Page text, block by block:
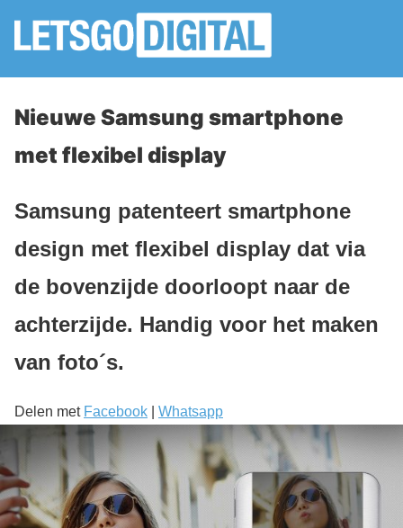
Nieuwe Samsung smartphone
met flexibel display
Samsung patenteert smartphone
design met flexibel display dat via
de bovenzijde doorloopt naar de
achterzijde. Handig voor het maken
van foto´s.
Delen met Facebook Whatsapp